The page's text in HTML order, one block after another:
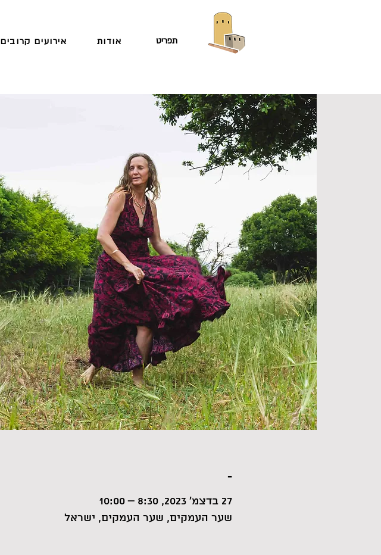
אירועים קרובים אודות תפריט
-
27 בדצמ׳ 2023, 8:30 – 10:00
שער העמקים, שער העמקים, ישראל